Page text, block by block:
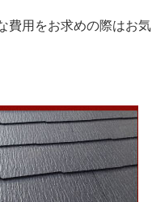
費用をお求めの際はお気